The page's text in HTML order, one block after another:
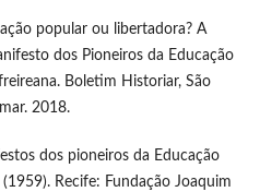
popular ou libertadora? A
dos Pioneiros da Educação
Boletim Historiar, São
2018.
dos pioneiros da Educação
Recife: Fundação Joaquim